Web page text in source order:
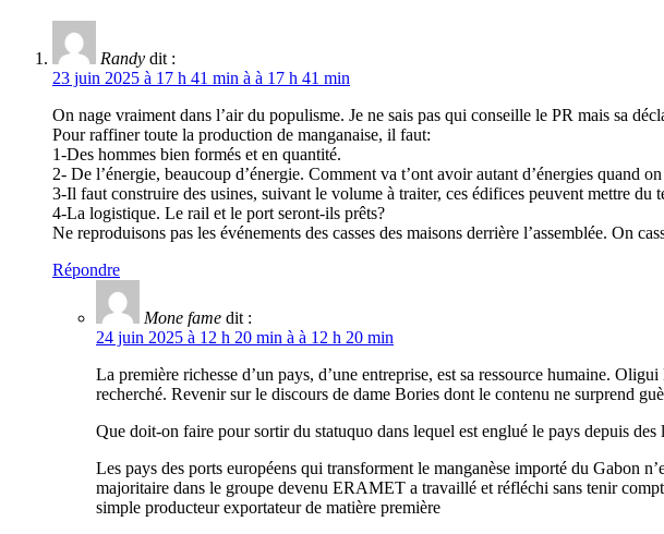
Randy dit :
23 juin 2025 à 17 h 41 min à à 17 h 41 min
On nage vraiment dans l’air du populisme. Je ne sais pas qui conseille le PR mais sa
Pour raffiner toute la production de manganaise, il faut:
1-Des hommes bien formés et en quantité.
2- De l’énergie, beaucoup d’énergie. Comment va t’ont avoir autant d’énergies quand
3-Il faut construire des usines, suivant le volume à traiter, ces édifices peuvent mettre
4-La logistique. Le rail et le port seront-ils prêts?
Ne reproduisons pas les événements des casses des maisons derrière l’assemblée. On
Répondre
Mone fame dit :
24 juin 2025 à 12 h 20 min à à 12 h 20 min
La première richesse d’un pays, d’une entreprise, est sa ressource humaine.
recherché. Revenir sur le discours de dame Bories dont le contenu ne surprend
Que doit-on faire pour sortir du statuquo dans lequel est englué le pays depuis
Les pays des ports européens qui transforment le manganèse importé du Gabon
majoritaire dans le groupe devenu ERAMET a travaillé et réfléchi sans tenir
simple producteur exportateur de matière première